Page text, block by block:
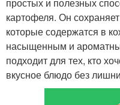
простых и полезных
картофеля. Он
которые содержатся в
насыщенным и
подходит для тех, кто
вкусное блюдо без